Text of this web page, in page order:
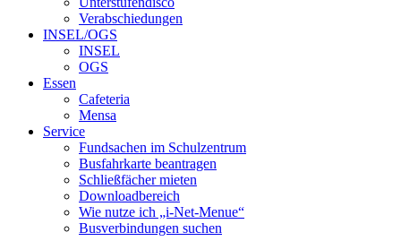
Verabschiedungen
INSEL/OGS
INSEL
OGS
Essen
Cafeteria
Mensa
Service
Fundsachen im Schulzentrum
Busfahrkarte beantragen
Schließfächer mieten
Downloadbereich
Wie nutze ich „i-Net-Menue“
Busverbindungen suchen